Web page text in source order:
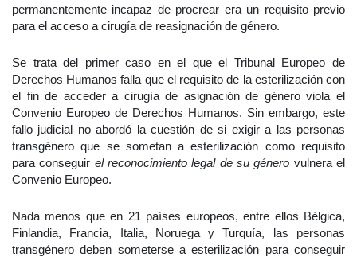
permanentemente incapaz de procrear era un requisito previo
para el acceso a cirugía de reasignación de género.
Se trata del primer caso en el que el Tribunal Europeo de
Derechos Humanos falla que el requisito de la esterilización con
el fin de acceder a cirugía de asignación de género viola el
Convenio Europeo de Derechos Humanos. Sin embargo, este
fallo judicial no abordó la cuestión de si exigir a las personas
transgénero que se sometan a esterilización como requisito
para conseguir el reconocimiento legal de su género vulnera el
Convenio Europeo.
Nada menos que en 21 países europeos, entre ellos Bélgica,
Finlandia, Francia, Italia, Noruega y Turquía, las personas
transgénero deben someterse a esterilización para conseguir